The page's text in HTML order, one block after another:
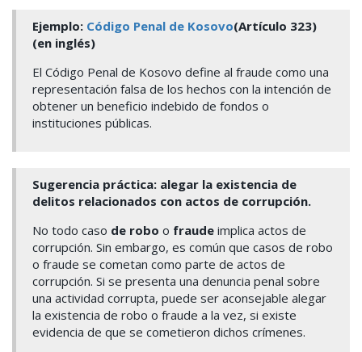
Ejemplo: Código Penal de Kosovo(Artículo 323)
(en inglés)
El Código Penal de Kosovo define al fraude como una
representación falsa de los hechos con la intención de
obtener un beneficio indebido de fondos o
instituciones públicas.
Sugerencia práctica: alegar la existencia de
delitos relacionados con actos de corrupción.
No todo caso de robo o fraude implica actos de
corrupción. Sin embargo, es común que casos de robo
o fraude se cometan como parte de actos de
corrupción. Si se presenta una denuncia penal sobre
una actividad corrupta, puede ser aconsejable alegar
la existencia de robo o fraude a la vez, si existe
evidencia de que se cometieron dichos crímenes.